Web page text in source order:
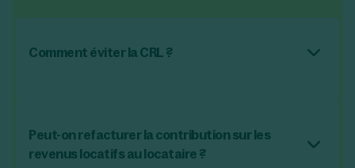
Comment éviter la CRL ?
aussi possible d’en être exonéré si les biens
loués entrent dans certaines catégories :
Peut-on refacturer la contribution sur les
revenus locatifs au locataire ?